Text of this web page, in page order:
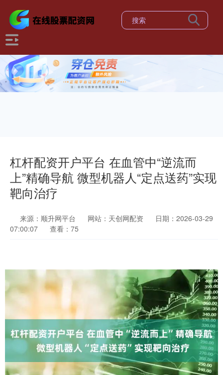
杠杆配资开户平台 在血管中“逆流而
上”精确导航 微型机器人“定点送药”实现
靶向治疗
来源：顺升网平台 网站：天创网配资
日期：2026-03-29
07:00:07
查看：75